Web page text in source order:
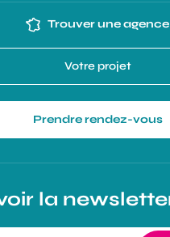
Trouver une agence
Votre projet
Prendre rendez-vous
la